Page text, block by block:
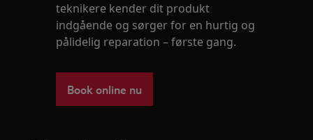
teknikere kender dit produkt
indgående og sørger for en hurtig og
pålidelig reparation – første gang.
Book online nu